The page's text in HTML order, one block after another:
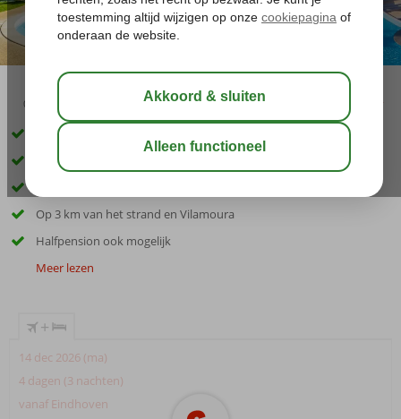
02:45 aug 32°C
Rustig gelegen
Prachtige tuinen en meertjes
Op 3 km van het strand en Vilamoura
Halfpension ook mogelijk
Meer lezen
+
14 dec 2026 (ma)
4 dagen (3 nachten)
vanaf Eindhoven